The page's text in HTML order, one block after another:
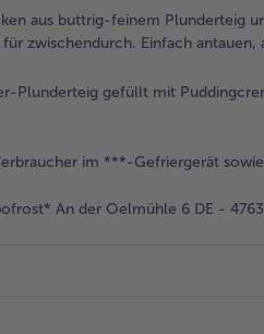
aus buttrig-feinem Plunderteig
zwischendurch. Einfach antauen,
Plunderteig gefüllt mit
im ***-Gefriergerät
An der Oelmühle 6 DE -